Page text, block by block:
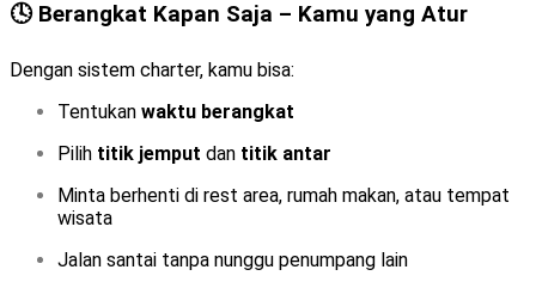
🕓 Berangkat Kapan Saja – Kamu yang Atur
Dengan sistem charter, kamu bisa:
Tentukan waktu berangkat
Pilih titik jemput dan titik antar
Minta berhenti di rest area, rumah makan, atau tempat
wisata
Jalan santai tanpa nunggu penumpang lain